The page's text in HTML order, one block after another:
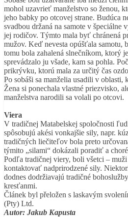
mohol uzavrieť manželstvo so ženou,
jeho babky po otcovej strane. Budúca
svadbou držaná na samote v špeciálne
jej rodičov. Týmto mala byť chránená
mužov. Keď nevesta opúšťala samotu,
tomu bola zahalená slnečníkom, ktorý
sprevádzalo ju všade, kam sa pohla.
prikrývku, ktorú mala za určitý čas
Po sobáši sa manželia usadili v oblasti,
Žena si ponechala vlastné priezvisko,
manželstva narodili sa volali po otcovi.
Viera
V tradičnej Matabelskej spoločnosti
spôsobujú akési vonkajšie sily, napr.
tradičných liečiteľov bola preto
týmito „silami“ dokázali poradiť a
Podľa tradičnej viery, boli všetci –
kontaktovať nadprirodzené sily.
dodnes dodržiavajú tradičné
kresťanmi.
Článek byl přeložen s laskavým
(Pty) Ltd.
Autor: Jakub Kapusta